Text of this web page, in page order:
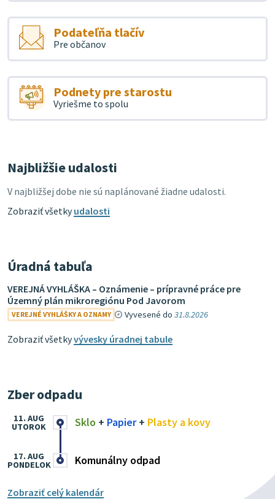
Podateľňa tlačív
Pre občanov
Podnety pre starostu
Vyriešme to spolu
Najbližšie udalosti
V najbližšej dobe nie sú naplánované žiadne udalosti.
Zobraziť všetkyudalosti
Úradná tabuľa
VEREJNÁ VYHLÁŠKA – Oznámenie – prípravné práce pre
Územný plán mikroregiónu Pod Javorom
VEREJNÉ VYHLÁŠKY A OZNAMY Vyvesené do31.8.2026
Zobraziť všetkyvývesky úradnej tabule
Zber odpadu
Sklo + Papier+ Plasty a kovy
11. AUG
UTOROK
Komunálny odpad
17. AUG
PONDELOK
Zobraziť celý kalendár